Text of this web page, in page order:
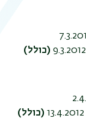
(כולל)
(כולל)